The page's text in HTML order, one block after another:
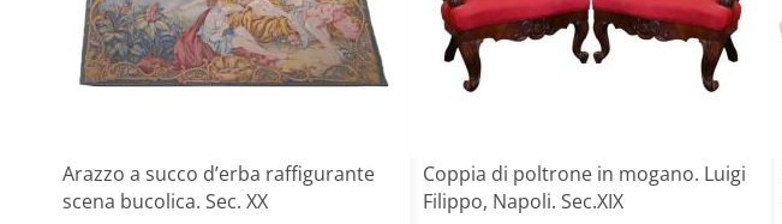
Arazzo a succo d’erba raffigurante
scena bucolica. Sec. XX
Coppia di poltrone in mogano. Luigi
Filippo, Napoli. Sec.XIX